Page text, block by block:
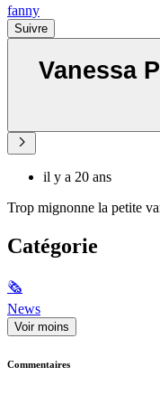
fanny
Suivre
Vanessa
il y a 20 ans
Trop mignonne la petite
Catégorie
🗞
News
Voir moins
Commentaires